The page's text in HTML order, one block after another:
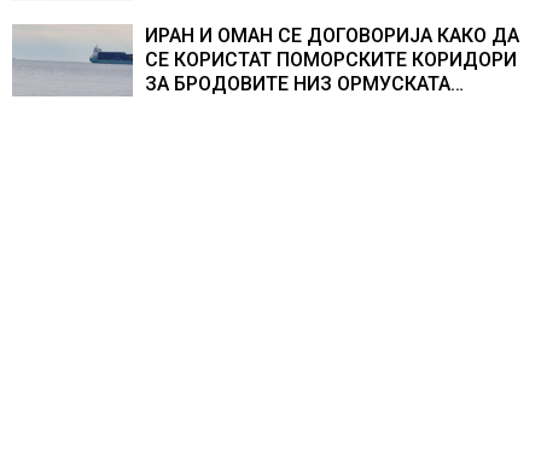
ИРАН И ОМАН СЕ ДОГОВОРИЈА КАКО ДА
СЕ КОРИСТАТ ПОМОРСКИТЕ КОРИДОРИ
ЗА БРОДОВИТЕ НИЗ ОРМУСКАТА